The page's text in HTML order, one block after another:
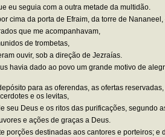
eu seguia com a outra metade da multidão.
cima da porta de Efraim, da torre de
que me acompanhavam,
de trombetas,
ouvir, sob a direção de Jezraías.
dado ao povo um grande motivo de
para as oferendas, as ofertas
e os levitas,
Deus e os ritos das purificações, segundo
e ações de graças a Deus.
destinadas aos cantores e porteiros;